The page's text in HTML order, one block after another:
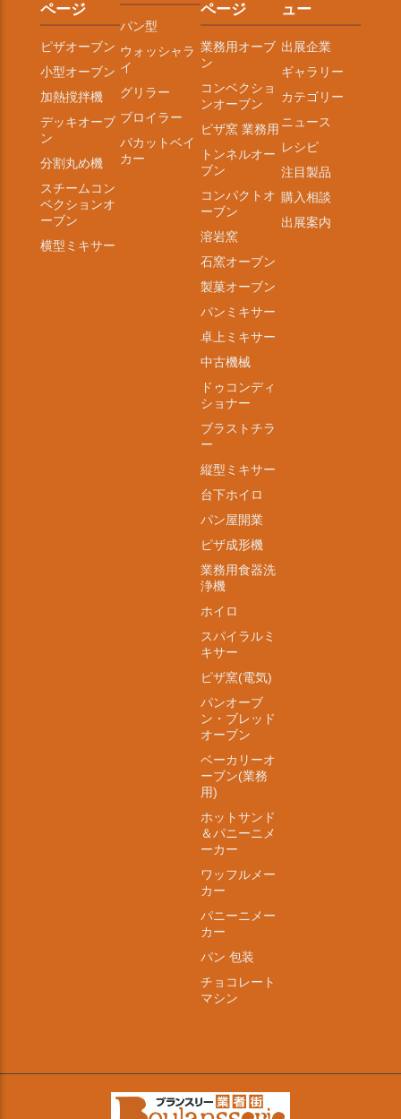
ページ
ピザオーブン
小型オーブン
加熱撹拌機
デッキオーブ
ン
分割丸め機
スチームコン
ベクションオ
ーブン
横型ミキサー
パン型
ウォッシャラ
イ
グリラー
ブロイラー
パカットベイ
カー
ページ
業務用オーブ
ン
コンベクショ
ンオーブン
ピザ窯 業務用
トンネルオー
ブン
コンパクトオ
ーブン
溶岩窯
石窯オーブン
製菓オーブン
パンミキサー
卓上ミキサー
中古機械
ドゥコンディ
ショナー
ブラストチラ
ー
縦型ミキサー
台下ホイロ
パン屋開業
ピザ成形機
業務用食器洗
浄機
ホイロ
スパイラルミ
キサー
ピザ窯(電気)
パンオーブ
ン・ブレッド
オーブン
ベーカリーオ
ーブン(業務
用)
ホットサンド
＆パニーニメ
ーカー
ワッフルメー
カー
パニーニメー
カー
パン 包装
チョコレート
マシン
ュー
出展企業
ギャラリー
カテゴリー
ニュース
レシピ
注目製品
購入相談
出展案内